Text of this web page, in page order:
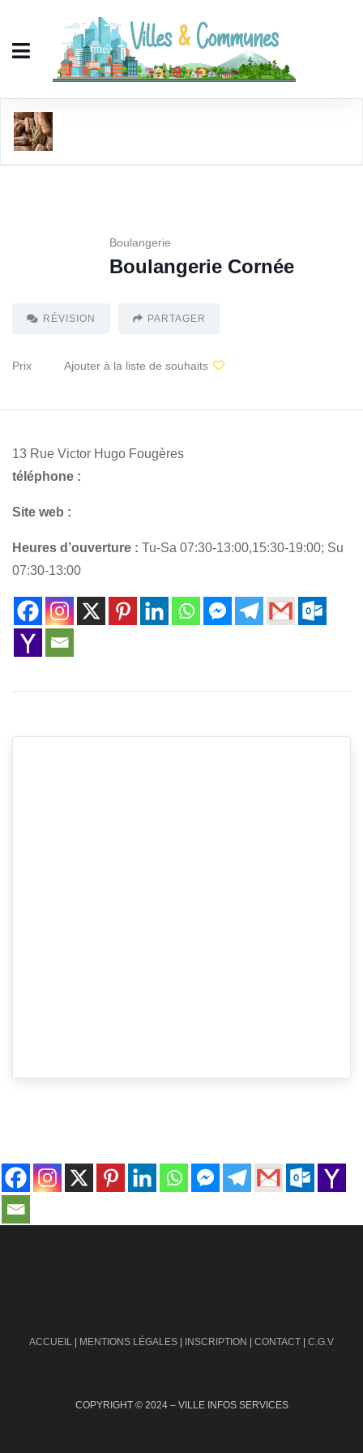
Boulangerie
Boulangerie Cornée
RÉVISION PARTAGER
Prix Ajouter à la liste de souhaits
13 Rue Victor Hugo Fougères
téléphone :
Site web :
Heures d’ouverture : Tu-Sa 07:30-13:00,15:30-19:00; Su
07:30-13:00
ACCUEIL | MENTIONS LÉGALES | INSCRIPTION | CONTACT | C.G.V
COPYRIGHT © 2024 – VILLE INFOS SERVICES